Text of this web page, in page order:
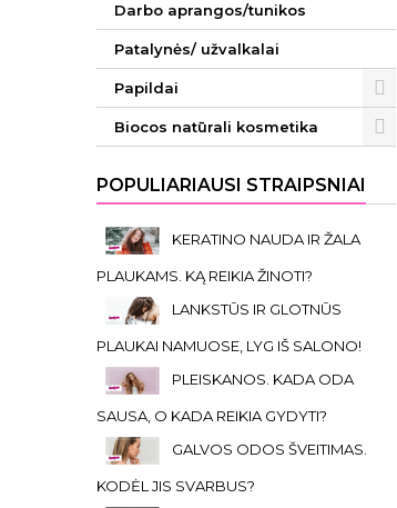
Darbo aprangos/tunikos
Patalynės/ užvalkalai
Papildai
Biocos natūrali kosmetika
POPULIARIAUSI STRAIPSNIAI
KERATINO NAUDA IR ŽALA
PLAUKAMS. KĄ REIKIA ŽINOTI?
LANKSTŪS IR GLOTNŪS
PLAUKAI NAMUOSE, LYG IŠ SALONO!
PLEISKANOS. KADA ODA
SAUSA, O KADA REIKIA GYDYTI?
GALVOS ODOS ŠVEITIMAS.
KODĖL JIS SVARBUS?